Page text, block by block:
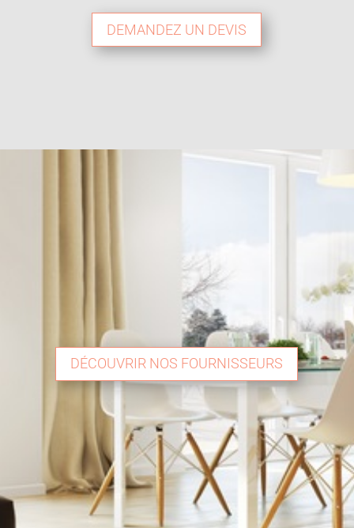
DEMANDEZ UN DEVIS
DÉCOUVRIR NOS FOURNISSEURS